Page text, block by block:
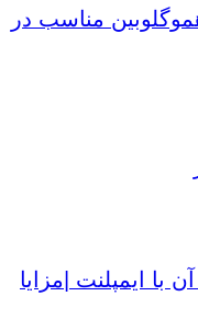
مناسب در
با ایمپلنت |مزایا